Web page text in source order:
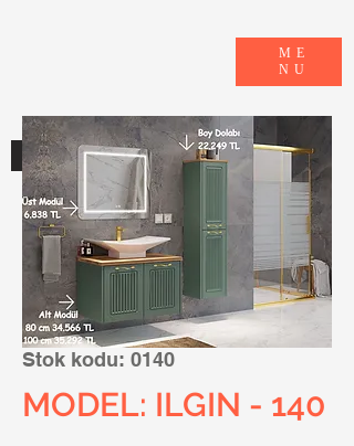
E-KATALOG
ME
NU
Stok kodu: 0140
MODEL: ILGIN - 140